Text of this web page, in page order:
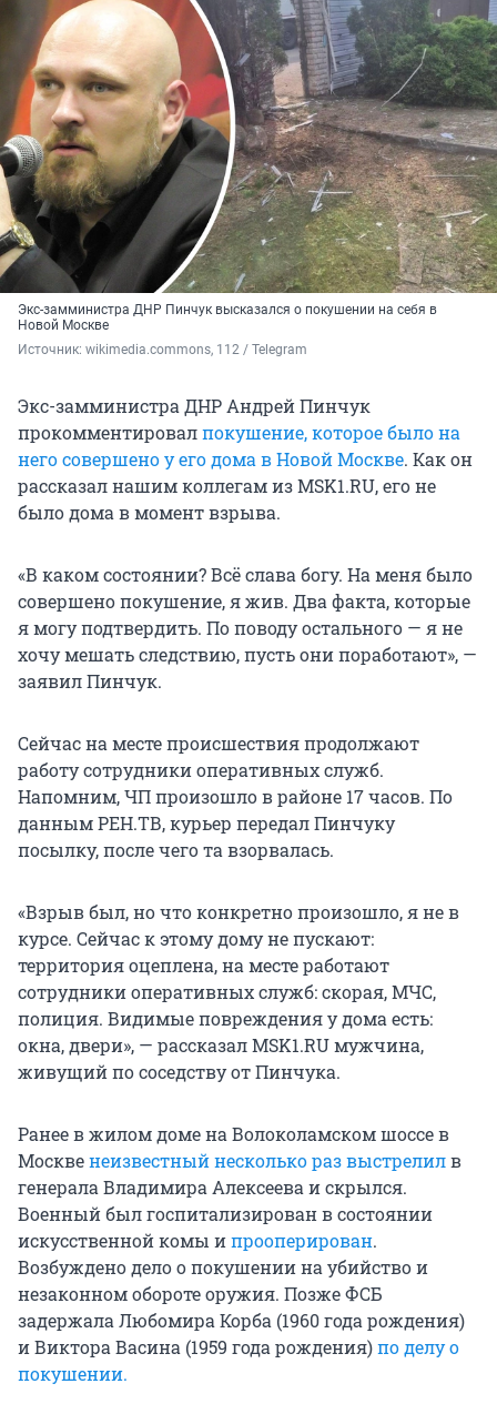
Экс-замминистра ДНР Пинчук высказался о покушении на себя в
Новой Москве
Источник: wikimedia.commons, 112 / Telegram
Экс-замминистра ДНР Андрей Пинчук
прокомментировалпокушение, которое было на
него совершено у его дома в Новой Москве. Как он
рассказал нашим коллегам из MSK1.RU, его не
было дома в момент взрыва.
«В каком состоянии? Всё слава богу. На меня было
совершено покушение, я жив. Два факта, которые
я могу подтвердить. По поводу остального — я не
хочу мешать следствию, пусть они поработают», —
заявил Пинчук.
Сейчас на месте происшествия продолжают
работу сотрудники оперативных служб.
Напомним, ЧП произошло в районе 17 часов. По
данным РЕН.ТВ, курьер передал Пинчуку
посылку, после чего та взорвалась.
«Взрыв был, но что конкретно произошло, я не в
курсе. Сейчас к этому дому не пускают:
территория оцеплена, на месте работают
сотрудники оперативных служб: скорая, МЧС,
полиция. Видимые повреждения у дома есть:
окна, двери», — рассказал MSK1.RU мужчина,
живущий по соседству от Пинчука.
Ранее в жилом доме на Волоколамском шоссе в
Москвенеизвестный несколько раз выстрелилв
генерала Владимира Алексеева и скрылся.
Военный был госпитализирован в состоянии
искусственной комы ипрооперирован.
Возбуждено дело о покушении на убийство и
незаконном обороте оружия. Позже ФСБ
задержала Любомира Корба (1960 года рождения)
и Виктора Васина (1959 годарождения)по делу о
покушении.